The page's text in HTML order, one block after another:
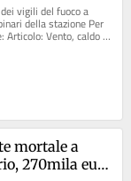
ferroviaria
sulle direttrici
vigili del fuoco a
della stazione Per
Articolo: Vento, caldo e
incendi in...
mortale a
270mila euro